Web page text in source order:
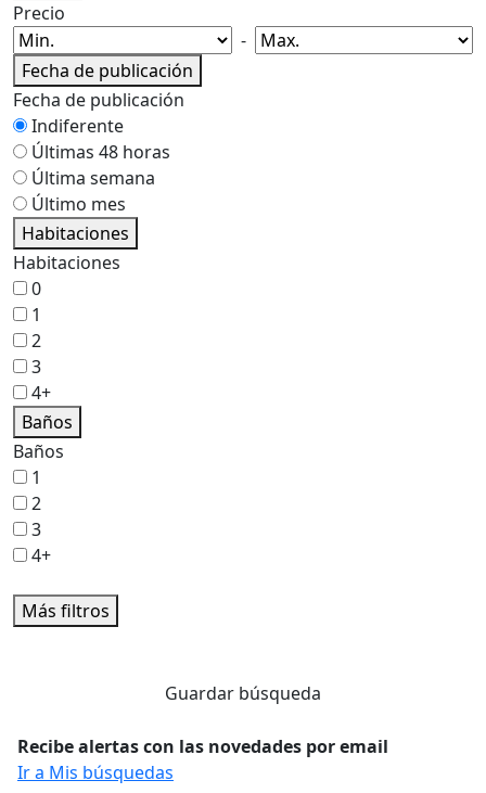
Precio
-
Fecha de publicación
Fecha de publicación
Indiferente
Últimas 48 horas
Última semana
Último mes
Habitaciones
Habitaciones
0
1
2
3
4+
Baños
Baños
1
2
3
4+
Más filtros
Guardar búsqueda
Recibe alertas con las novedades por email
Ir a Mis búsquedas